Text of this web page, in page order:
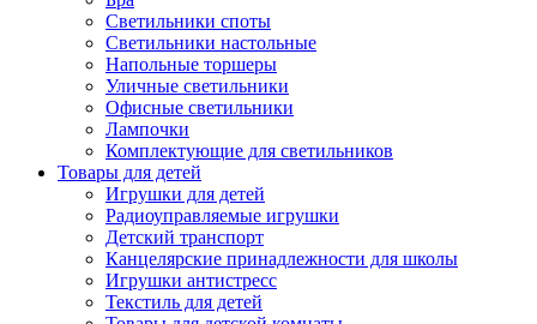
Светильники споты
Светильники настольные
Напольные торшеры
Уличные светильники
Офисные светильники
Лампочки
Комплектующие для светильников
Товары для детей
Игрушки для детей
Радиоуправляемые игрушки
Детский транспорт
Канцелярские принадлежности для школы
Игрушки антистресс
Текстиль для детей